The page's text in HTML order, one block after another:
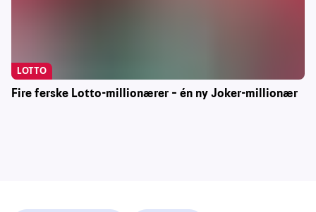
Fire ferske Lotto-millionærer – én ny Joker-millionær
LOTTO